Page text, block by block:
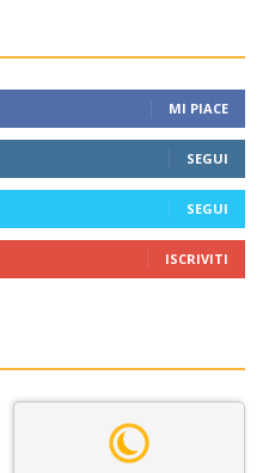
MI PIACE
SEGUI
SEGUI
ISCRIVITI